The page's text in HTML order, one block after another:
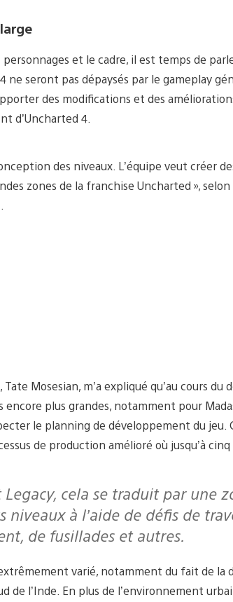
et le cadre, il est temps de
ne seront pas dépaysés par le gameplay
des modifications et des
d’Uncharted 4.
des niveaux. L’équipe veut créer
zones de la franchise Uncharted »,
Mosesian, m’a expliqué qu’au cours
encore plus grandes, notamment pour
le planning de développement du jeu.
de production amélioré où jusqu’à
niveaux à l’aide de défis de
de fusillades et autres.
varié, notamment du fait de la
de l’Inde. En plus de l’environnement